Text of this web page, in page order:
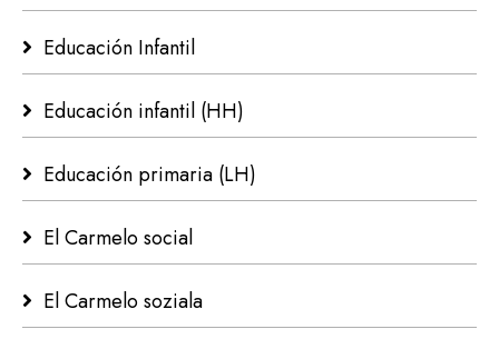
Educación Infantil
Educación infantil (HH)
Educación primaria (LH)
El Carmelo social
El Carmelo soziala